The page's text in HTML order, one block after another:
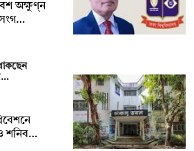
অক্ষুণ্ন
শনিব…